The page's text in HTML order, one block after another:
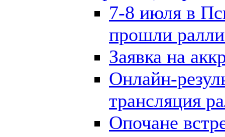
7-8 июля в
прошли
Заявка на
Онлайн-
трансляция
Опочане